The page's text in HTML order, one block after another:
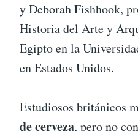
y Deborah Fishhook,
Historia del Arte y
Egipto en la
en Estados Unidos.
Estudiosos británicos
de cerveza, pero no